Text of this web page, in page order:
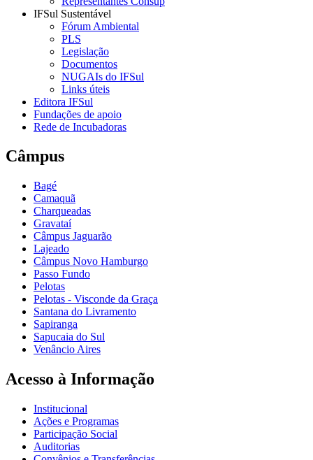
IFSul Sustentável
Fórum Ambiental
PLS
Legislação
Documentos
NUGAIs do IFSul
Links úteis
Editora IFSul
Fundações de apoio
Rede de Incubadoras
Câmpus
Bagé
Camaquã
Charqueadas
Gravataí
Câmpus Jaguarão
Lajeado
Câmpus Novo Hamburgo
Passo Fundo
Pelotas
Pelotas - Visconde da Graça
Santana do Livramento
Sapiranga
Sapucaia do Sul
Venâncio Aires
Acesso à Informação
Institucional
Ações e Programas
Participação Social
Auditorias